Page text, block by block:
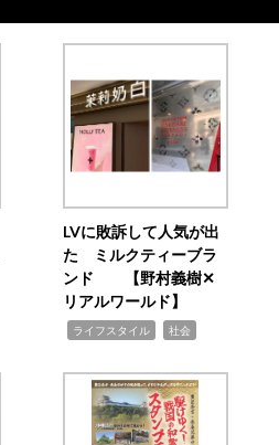
LVに敗訴して人気が出
た ミルクティーブラ
ンド 【野村義樹✕
リアルワールド】
ライフスタイル 社会